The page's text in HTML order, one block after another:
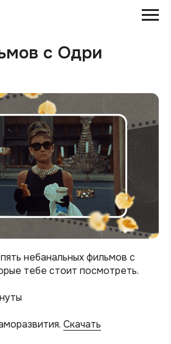
с Одри
небанальных фильмов с
тебе стоит посмотреть.
Скачать